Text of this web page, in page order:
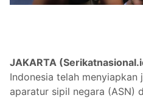
JAKARTA
Indonesia telah menyiapkan
aparatur sipil negara (ASN)